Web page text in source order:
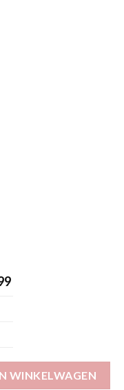
aantal
WINKELWAGEN